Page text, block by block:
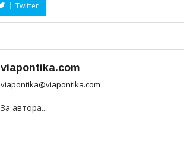
Twitter
viapontika.com
viapontika@viapontika.com
За автора...